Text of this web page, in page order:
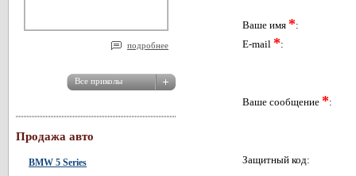
подробнее
Продажа авто
BMW 5 Series
Ваше имя *:
E-mail *:
Ваше сообщение *:
Защитный код: